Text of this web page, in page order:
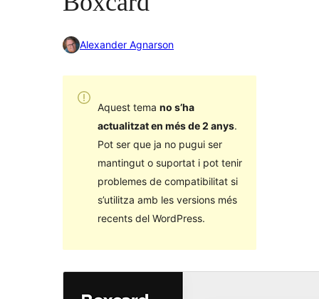
Alexander Agnarson
Aquest tema no s’ha
actualitzat en més de 2 anys.
Pot ser que ja no pugui ser
mantingut o suportat i pot tenir
problemes de compatibilitat si
s’utilitza amb les versions més
recents del WordPress.